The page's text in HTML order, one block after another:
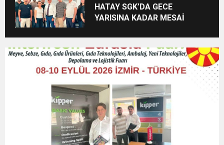
HATAY SGK’DA GECE
YARISINA KADAR MESAİ